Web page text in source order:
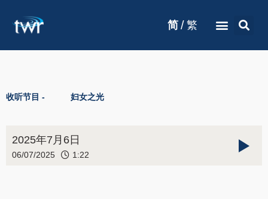
简 / 繁
收听节目 - 妇女之光
2025年7月6日
06/07/2025 1:22